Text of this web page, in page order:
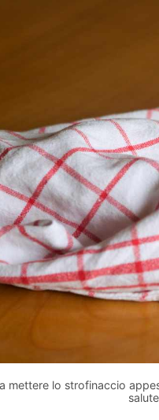
mettere lo strofinaccio